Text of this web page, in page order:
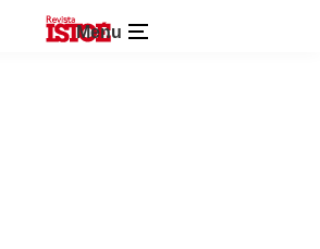
Menu